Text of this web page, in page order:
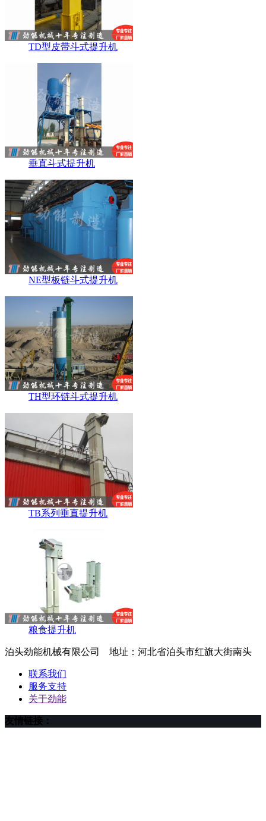
TD型皮带斗式提升机
垂直斗式提升机
NE型板链斗式提升机
TH型环链斗式提升机
TB系列垂直提升机
粮食提升机
泊头劲能机械有限公司 地址：河北省泊头市红旗大街南头
联系我们
服务支持
关于劲能
友情链接：